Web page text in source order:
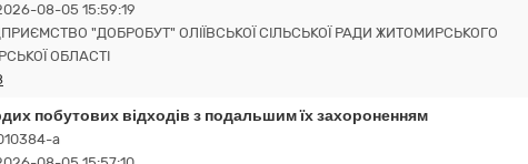
08-05 15:59:19
"ДОБРОБУТ" ОЛІЇВСЬКОЇ СІЛЬСЬКОЇ РАДИ ЖИТОМИРСЬКОГО
ОБЛАСТІ
побутових відходів з подальшим їх захороненням
a